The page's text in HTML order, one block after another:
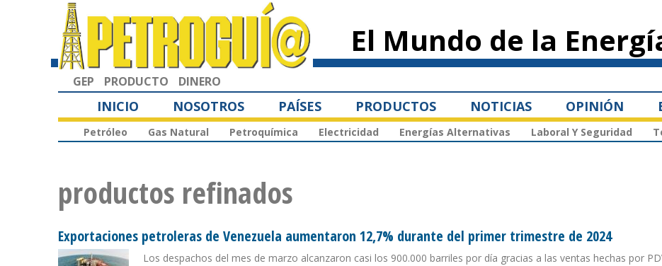
principal
El Mundo de la
GEP PRODUCTO DINERO
INICIO NOSOTROS PAÍSES PRODUCTOS NOTICIAS OPINIÓN
Petróleo Gas Natural Petroquímica Electricidad Energías Alternativas Laboral Y Seguridad
productos refinados
Exportaciones petroleras de Venezuela aumentaron 12,7% durante del primer trimestre de 2024
Los despachos del mes de marzo alcanzaron casi los 900.000 barriles por día gracias a las ventas hechas por